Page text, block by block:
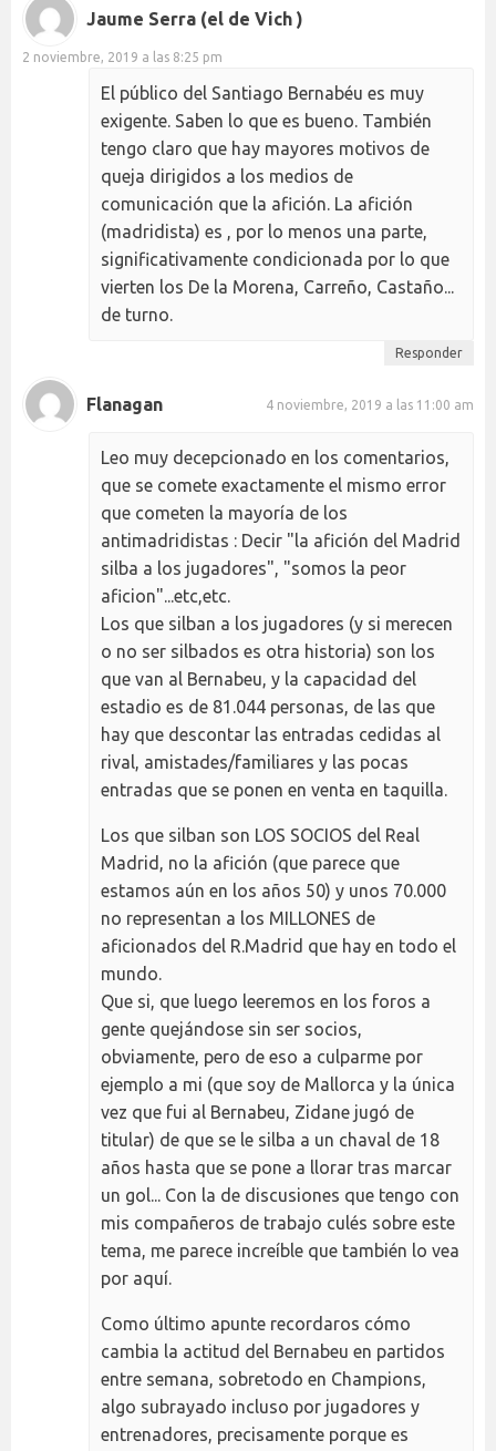
Jaume Serra (el de Vich )
2 noviembre, 2019 a las 8:25 pm
El público del Santiago Bernabéu es muy
exigente. Saben lo que es bueno. También
tengo claro que hay mayores motivos de
queja dirigidos a los medios de
comunicación que la afición. La afición
(madridista) es , por lo menos una parte,
significativamente condicionada por lo que
vierten los De la Morena, Carreño, Castaño...
de turno.
Responder
Flanagan 4 noviembre, 2019 a las 11:00 am
Leo muy decepcionado en los comentarios,
que se comete exactamente el mismo error
que cometen la mayoría de los
antimadridistas : Decir "la afición del Madrid
silba a los jugadores", "somos la peor
aficion"...etc,etc.
Los que silban a los jugadores (y si merecen
o no ser silbados es otra historia) son los
que van al Bernabeu, y la capacidad del
estadio es de 81.044 personas, de las que
hay que descontar las entradas cedidas al
rival, amistades/familiares y las pocas
entradas que se ponen en venta en taquilla.
Los que silban son LOS SOCIOS del Real
Madrid, no la afición (que parece que
estamos aún en los años 50) y unos 70.000
no representan a los MILLONES de
aficionados del R.Madrid que hay en todo el
mundo.
Que si, que luego leeremos en los foros a
gente quejándose sin ser socios,
obviamente, pero de eso a culparme por
ejemplo a mi (que soy de Mallorca y la única
vez que fui al Bernabeu, Zidane jugó de
titular) de que se le silba a un chaval de 18
años hasta que se pone a llorar tras marcar
un gol... Con la de discusiones que tengo con
mis compañeros de trabajo culés sobre este
tema, me parece increíble que también lo vea
por aquí.
Como último apunte recordaros cómo
cambia la actitud del Bernabeu en partidos
entre semana, sobretodo en Champions,
algo subrayado incluso por jugadores y
entrenadores, precisamente porque es